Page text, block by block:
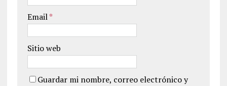
Email*
Sitio web
Guardar mi nombre, correo electrónico y